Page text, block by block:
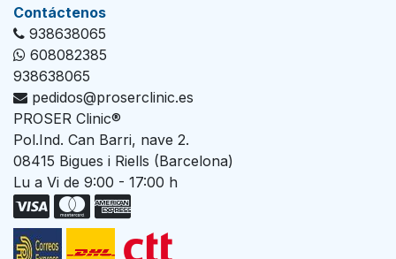
Con​tác​tenos
938638065
608082385
938638065
pedidos@proserclinic.es
PROSER Clinic®
Pol.Ind. Can Barri, nave 2.
08415 Bigues i Riells (Barcelona)
Lu a Vi de 9:00 - 17:00 h